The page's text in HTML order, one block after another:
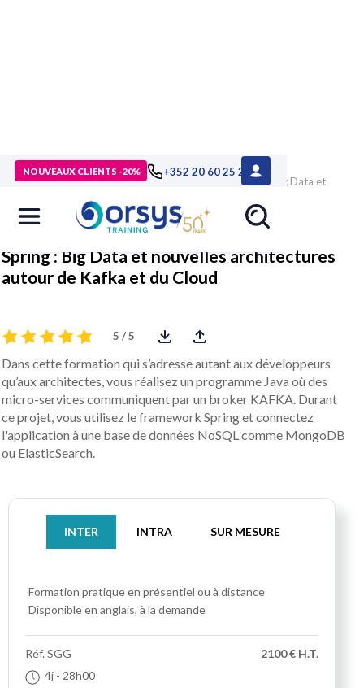
NOUVEAUX CLIENTS -20% +352 20 60 25 26
> Formations>Technologies numériques
Langages et
développement>Java, Jakarta EE
Formation Spring : Big Data et
nouvelles architectures autour de Kafka et du Cloud
Spring : Big Data et nouvelles architectures
autour de Kafka et du Cloud
5 / 5
Dans cette formation qui s’adresse autant aux développeurs
qu’aux architectes, vous réalisez un programme Java où des
micro-services communiquent par un broker KAFKA. Durant
ce projet, vous utilisez le framework Spring et connectez
l'application à une base de données NoSQL comme MongoDB
ou ElasticSearch.
INTER INTRA SUR MESURE
Formation pratique en présentiel ou à distance
Disponible en anglais, à la demande
Réf.SGG
4j - 28h00
2100 € H.T.